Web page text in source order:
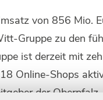
von 856 Mio.
Gruppe zu den
ist derzeit mit
Online-Shops
der